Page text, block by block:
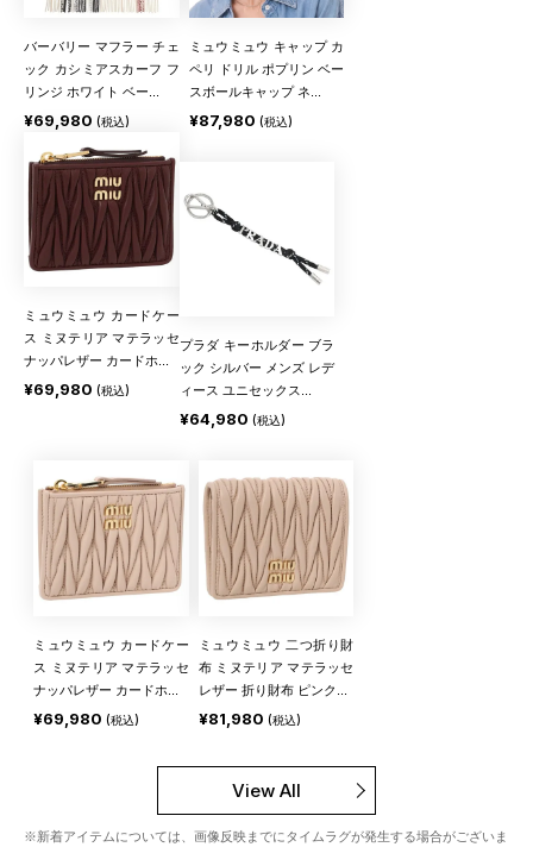
バーバリー マフラー チェ
ック カシミアスカーフ フ
リンジ ホワイト ベー...
¥69,980 (税込)
ミュウミュウ キャップ カ
ペリ ドリル ポプリン ベー
スボールキャップ ネ...
¥87,980 (税込)
ミュウミュウ カードケー
ス ミヌテリア マテラッセ
ナッパレザー カードホ...
¥69,980 (税込)
プラダ キーホルダー ブラ
ック シルバー メンズ レデ
ィース ユニセックス...
¥64,980 (税込)
ミュウミュウ カードケー
ス ミヌテリア マテラッセ
ナッパレザー カードホ...
¥69,980 (税込)
ミュウミュウ 二つ折り財
布 ミヌテリア マテラッセ
レザー 折り財布 ピンク...
¥81,980 (税込)
View All
※新着アイテムについては、画像反映までにタイムラグが発生する場合がございま